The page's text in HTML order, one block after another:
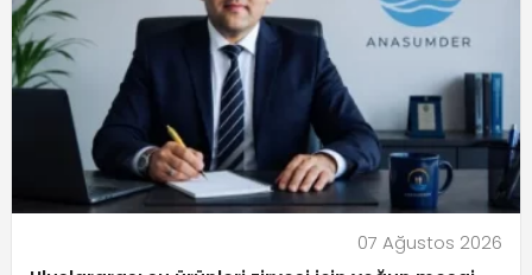
07 Ağustos 2026